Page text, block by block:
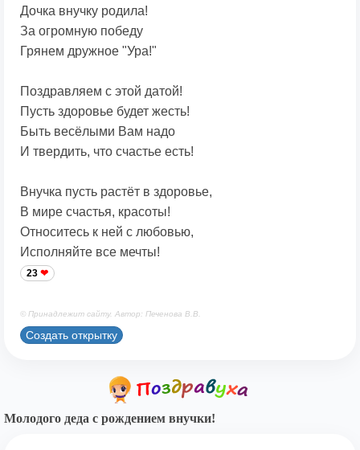
Дочка внучку родила!
За огромную победу
Грянем дружное "Ура!"
Поздравляем с этой датой!
Пусть здоровье будет жесть!
Быть весёлыми Вам надо
И твердить, что счастье есть!
Внучка пусть растёт в здоровье,
В мире счастья, красоты!
Относитесь к ней с любовью,
Исполняйте все мечты!
23
© Принадлежит сайту. Автор: Печенова В.В.
Создать открытку
Молодого деда с рождением внучки!